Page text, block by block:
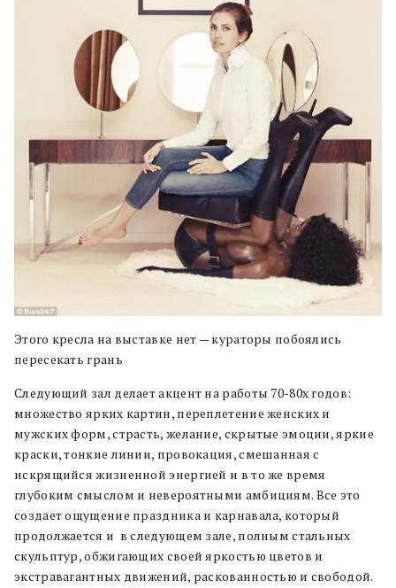
Этого кресла на выставке нет — кураторы побоялись
пересекать грань
Следующий зал делает акцент на работы 70-80х годов:
множество ярких картин, переплетение женских и
мужских форм, страсть, желание, скрытые эмоции, яркие
краски, тонкие линии, провокация, смешанная с
искрящийся жизненной энергией и в то же время
глубоким смыслом и невероятными амбициям. Все это
создает ощущение праздника и карнавала, который
продолжается и в следующем зале, полным стальных
скульптур, обжигающих своей яркостью цветов и
экстравагантных движений, раскованностью и свободой.